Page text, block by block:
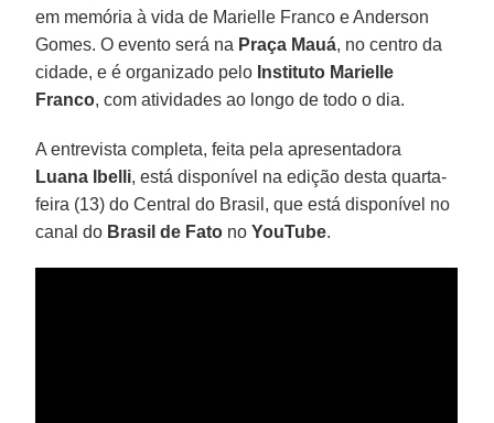
em memória à vida de Marielle Franco e Anderson
Gomes. O evento será na Praça Mauá, no centro da
cidade, e é organizado pelo Instituto Marielle
Franco, com atividades ao longo de todo o dia.
A entrevista completa, feita pela apresentadora
Luana Ibelli, está disponível na edição desta quarta-
feira (13) do Central do Brasil, que está disponível no
canal do Brasil de Fato noYouTube.